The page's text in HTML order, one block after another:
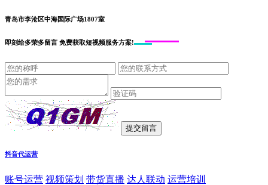
青岛市李沧区中海国际广场1807室
即刻给多荣多留言 免费获取短视频服务方案!
抖音代运营
账号运营 视频策划 带货直播 达人联动 运营培训